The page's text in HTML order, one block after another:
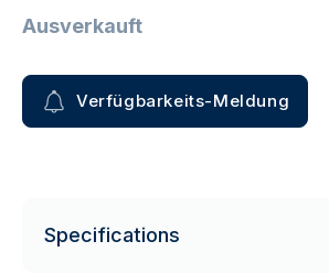
Ausverkauft
Verfügbarkeits-Meldung
Specifications